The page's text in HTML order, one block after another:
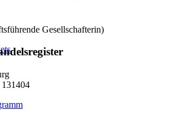
Gesellschafterin)